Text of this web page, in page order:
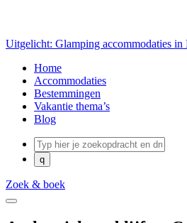
Uitgelicht: Glamping accommodaties in
Home
Accommodaties
Bestemmingen
Vakantie thema’s
Blog
Zoek & boek